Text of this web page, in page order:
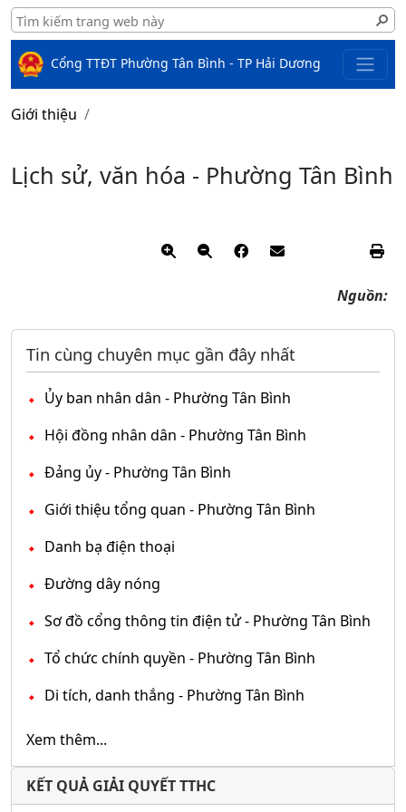
Cổng TTĐT Phường Tân Bình - TP Hải Dương
Giới thiệu
Lịch sử, văn hóa - Phường Tân Bình
Nguồn:
Tin cùng chuyên mục gần đây nhất
Ủy ban nhân dân - Phường Tân Bình
Hội đồng nhân dân - Phường Tân Bình
Đảng ủy - Phường Tân Bình
Giới thiệu tổng quan - Phường Tân Bình
Danh bạ điện thoại
Đường dây nóng
Sơ đồ cổng thông tin điện tử - Phường Tân Bình
Tổ chức chính quyền - Phường Tân Bình
Di tích, danh thắng - Phường Tân Bình
Xem thêm...
KẾT QUẢ GIẢI QUYẾT TTHC